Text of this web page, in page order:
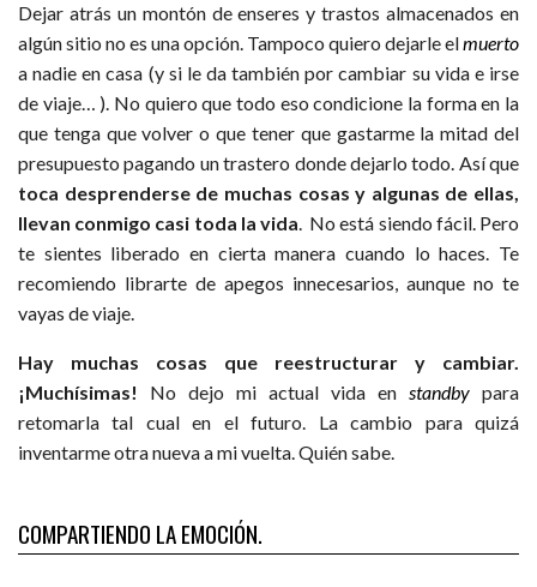
Dejar atrás un montón de enseres y trastos almacenados en
algún sitio no es una opción. Tampoco quiero dejarle elmuerto
a nadie en casa (y si le da también por cambiar su vida e irse
de viaje… ). No quiero que todo eso condicione la forma en la
que tenga que volver o que tener que gastarme la mitad del
presupuesto pagando un trastero donde dejarlo todo. Así que
toca desprenderse de muchas cosas y algunas de ellas,
llevan conmigo casi toda la vida. No está siendo fácil. Pero
te sientes liberado en cierta manera cuando lo haces. Te
recomiendo librarte de apegos innecesarios, aunque no te
vayas de viaje.
Hay muchas cosas que reestructurar y cambiar.
¡Muchísimas! No dejo mi actual vida en standby para
retomarla tal cual en el futuro. La cambio para quizá
inventarme otra nueva a mi vuelta. Quién sabe.
COMPARTIENDO LA EMOCIÓN.